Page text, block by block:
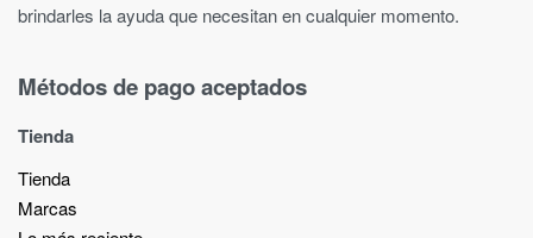
brindarles la ayuda que necesitan en cualquier momento.
Métodos de pago aceptados
Tienda
Tienda
Marcas